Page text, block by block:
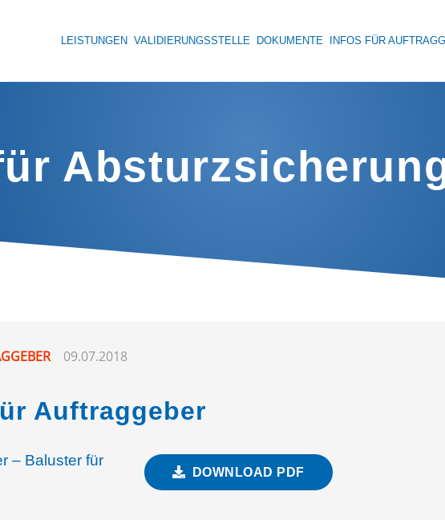
LEISTUNGEN VALIDIERUNGSSTELLE DOKUMENTE INFOS FÜR
09.07.2018
Auftraggeber
– Baluster für
DOWNLOAD PDF